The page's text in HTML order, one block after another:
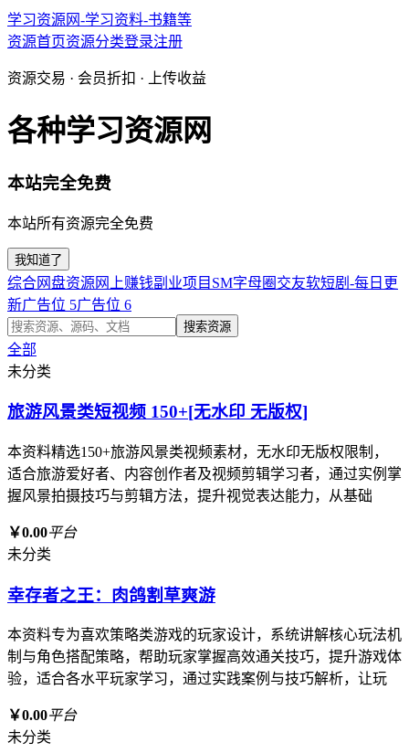
学习资源网-学习资料-书籍等
资源首页资源分类登录注册
资源交易 · 会员折扣 · 上传收益
各种学习资源网
本站完全免费
本站所有资源完全免费
我知道了
综合网盘资源 网上赚钱副业项目 SM字母圈交友软短剧-每日更
新广告位 5广告位 6
搜索资源
全部
未分类
旅游风景类短视频 150+[无水印 无版权]
本资料精选150+旅游风景类视频素材，无水印无版权限制，
适合旅游爱好者、内容创作者及视频剪辑学习者，通过实例掌
握风景拍摄技巧与剪辑方法，提升视觉表达能力，从基础
￥0.00平台
未分类
幸存者之王：肉鸽割草爽游
本资料专为喜欢策略类游戏的玩家设计，系统讲解核心玩法机
制与角色搭配策略，帮助玩家掌握高效通关技巧，提升游戏体
验，适合各水平玩家学习，通过实践案例与技巧解析，让玩
￥0.00平台
未分类